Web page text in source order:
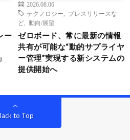
ー
2026.08.06
テクノロジー
プレスリリースな
ど
動向/展望
ゼロボード、常に最新の情報
共有が可能な“動的サプライヤ
ー管理”実現する新システムの
提供開始へ
to Top